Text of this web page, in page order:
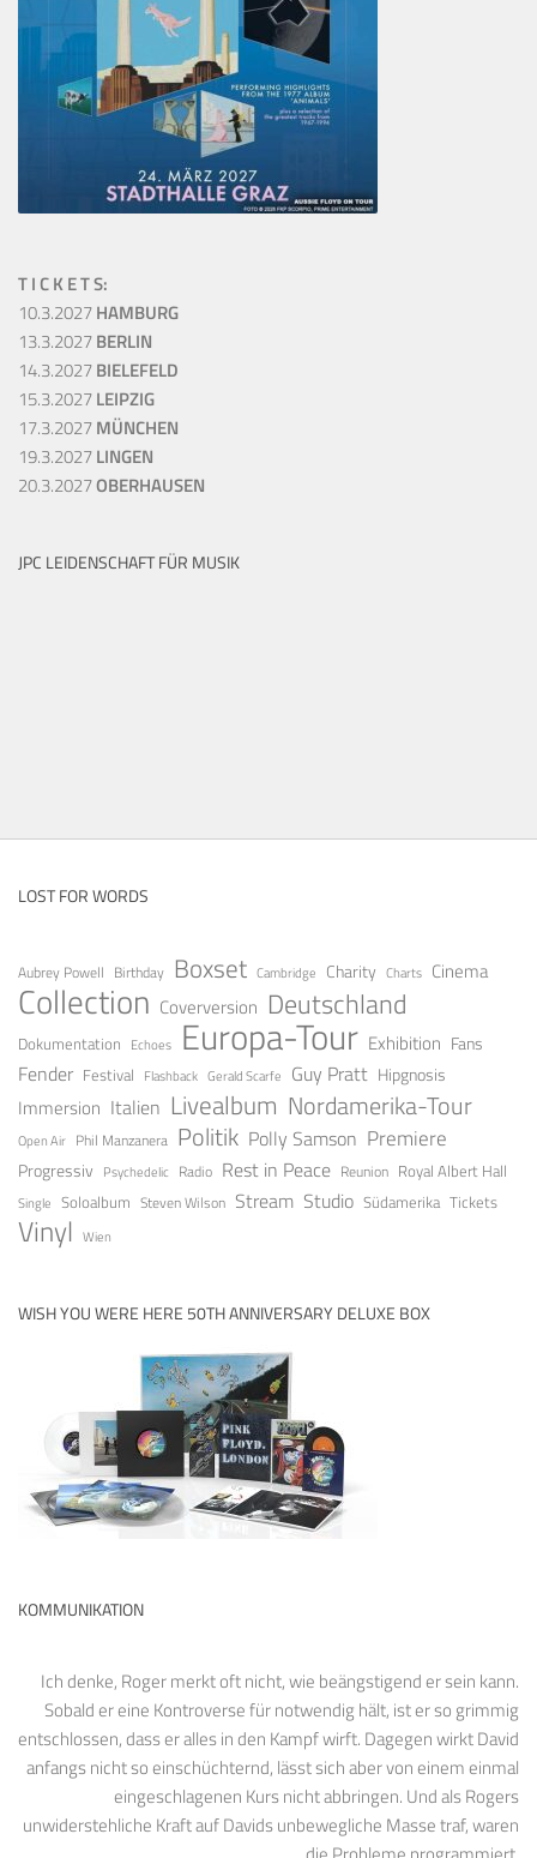
T I C K E T S:
10.3.2027HAMBURG
13.3.2027BERLIN
14.3.2027BIELEFELD
15.3.2027LEIPZIG
17.3.2027MÜNCHEN
19.3.2027LINGEN
20.3.2027OBERHAUSEN
JPC LEIDENSCHAFT FÜR MUSIK
LOST FOR WORDS
Aubrey Powell Birthday Boxset Cambridge Charity Charts Cinema
Collection Coverversion Deutschland
Dokumentation Echoes Europa-Tour Exhibition Fans
Fender Festival Flashback Gerald Scarfe Guy Pratt Hipgnosis
Immersion Italien Livealbum Nordamerika-Tour
Open Air Phil Manzanera Politik Polly Samson Premiere
Progressiv Psychedelic Radio Rest in Peace Reunion Royal Albert Hall
Single Soloalbum Steven Wilson Stream Studio Südamerika Tickets
Vinyl Wien
WISH YOU WERE HERE 50TH ANNIVERSARY DELUXE BOX
KOMMUNIKATION
Ich denke, Roger merkt oft nicht, wie beängstigend er sein kann.
Sobald er eine Kontroverse für notwendig hält, ist er so grimmig
entschlossen, dass er alles in den Kampf wirft. Dagegen wirkt David
anfangs nicht so einschüchternd, lässt sich aber von einem einmal
eingeschlagenen Kurs nicht abbringen. Und als Rogers
unwiderstehliche Kraft auf Davids unbewegliche Masse traf, waren